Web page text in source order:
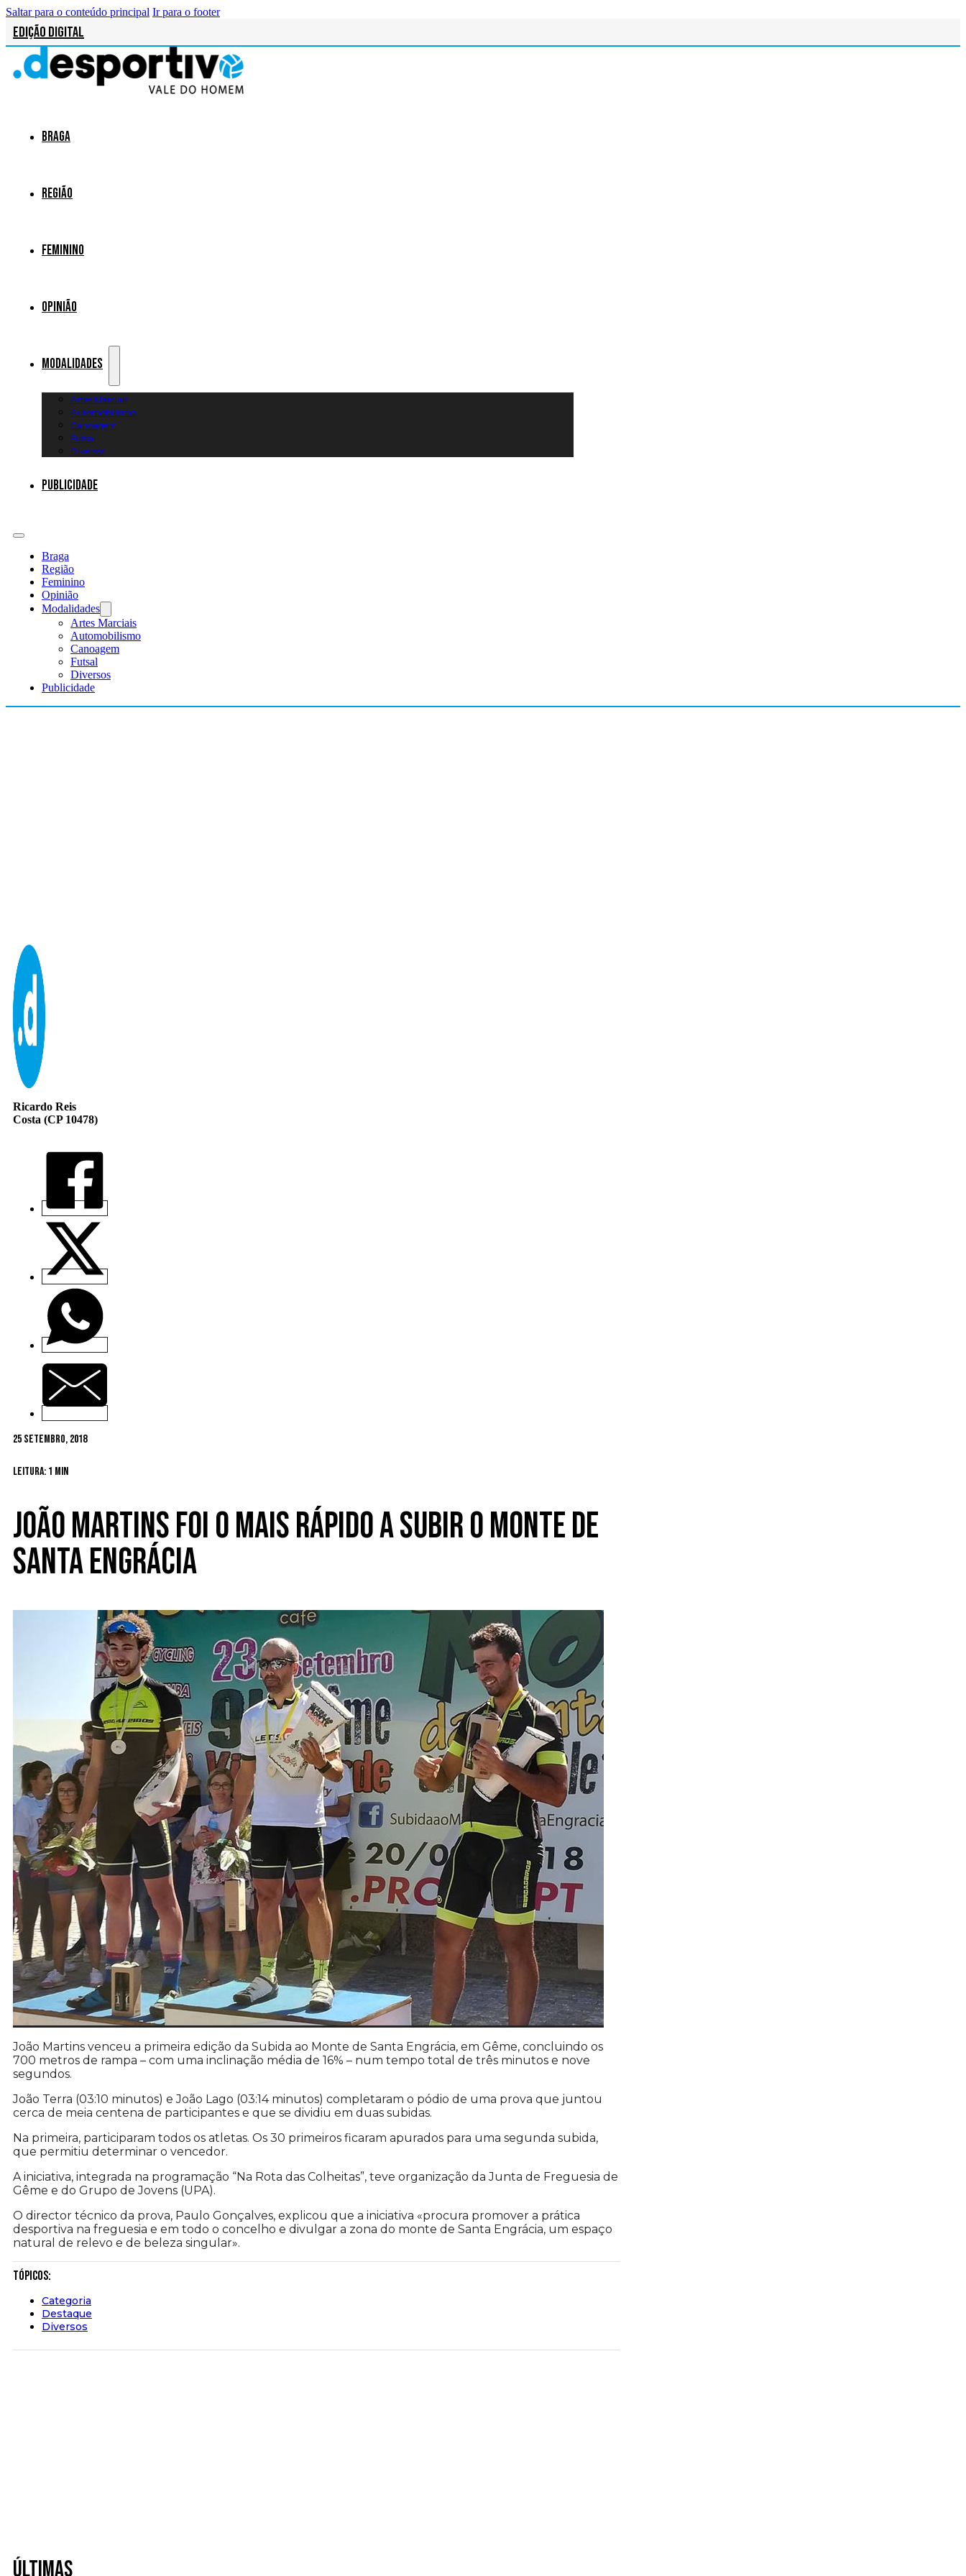
Saltar para o conteúdo principal Ir para o footer
Edição Digital
Braga
Região
Feminino
Opinião
Modalidades
Artes Marciais
Automobilismo
Canoagem
Futsal
Diversos
Publicidade
Braga
Região
Feminino
Opinião
Modalidades
Artes Marciais
Automobilismo
Canoagem
Futsal
Diversos
Publicidade
Ricardo Reis
Costa (CP 10478)
25 Setembro, 2018
Leitura: 1 min
João Martins foi o mais rápido a subir o Monte de
Santa Engrácia
João Martins venceu a primeira edição da Subida ao Monte de Santa Engrácia, em Gême, concluindo os
700 metros de rampa – com uma inclinação média de 16% – num tempo total de três minutos e nove
segundos.
João Terra (03:10 minutos) e João Lago (03:14 minutos) completaram o pódio de uma prova que juntou
cerca de meia centena de participantes e que se dividiu em duas subidas.
Na primeira, participaram todos os atletas. Os 30 primeiros ficaram apurados para uma segunda subida,
que permitiu determinar o vencedor.
A iniciativa, integrada na programação “Na Rota das Colheitas”, teve organização da Junta de Freguesia de
Gême e do Grupo de Jovens (UPA).
O director técnico da prova, Paulo Gonçalves, explicou que a iniciativa «procura promover a prática
desportiva na freguesia e em todo o concelho e divulgar a zona do monte de Santa Engrácia, um espaço
natural de relevo e de beleza singular».
Tópicos:
Categoria
Destaque
Diversos
Últimas